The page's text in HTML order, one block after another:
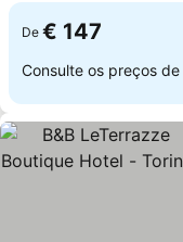
De € 147
Consulte os preços de